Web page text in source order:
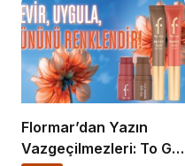
Detaylar
Flormar’dan Yazın
Vazgeçilmezleri: To Go